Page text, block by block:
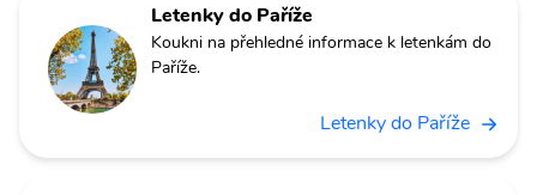
Letenky do Paříže
Koukni na přehledné informace k letenkám do
Paříže.
Letenky do Paříže